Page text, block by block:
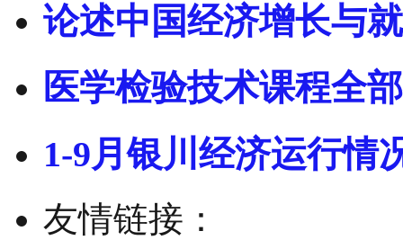
论述中国经济增长与
医学检验技术课程全
1-9月银川经济运行情
友情链接：